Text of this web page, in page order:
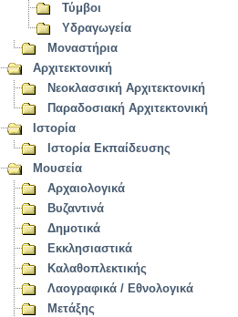
Τύμβοι
Υδραγωγεία
Μοναστήρια
Αρχιτεκτονική
Νεοκλασσική Αρχιτεκτονική
Παραδοσιακή Αρχιτεκτονική
Ιστορία
Ιστορία Εκπαίδευσης
Μουσεία
Αρχαιολογικά
Βυζαντινά
Δημοτικά
Εκκλησιαστικά
Καλαθοπλεκτικής
Λαογραφικά / Εθνολογικά
Μετάξης